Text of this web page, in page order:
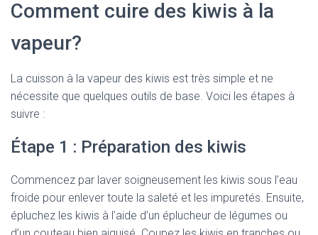
Comment cuire des kiwis à la
vapeur?
La cuisson à la vapeur des kiwis est très simple et ne
nécessite que quelques outils de base. Voici les étapes à
suivre :
Étape 1 : Préparation des kiwis
Commencez par laver soigneusement les kiwis sous l’eau
froide pour enlever toute la saleté et les impuretés. Ensuite,
épluchez les kiwis à l’aide d’un éplucheur de légumes ou